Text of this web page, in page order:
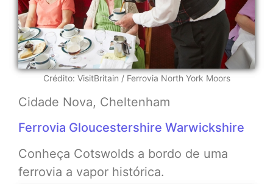
Crédito: VisitBritain / Ferrovia North York Moors
Cidade Nova, Cheltenham
Ferrovia Gloucestershire Warwickshire
Conheça Cotswolds a bordo de uma
ferrovia a vapor histórica.